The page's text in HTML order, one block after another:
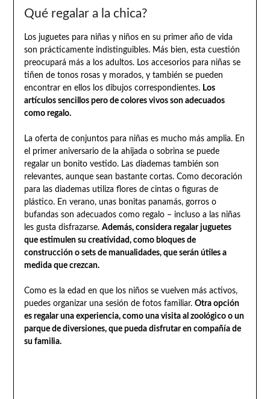
Qué regalar a la chica?
Los juguetes para niñas y niños en su primer año de vida
son prácticamente indistinguibles. Más bien, esta cuestión
preocupará más a los adultos. Los accesorios para niñas se
tiñen de tonos rosas y morados, y también se pueden
encontrar en ellos los dibujos correspondientes. Los
artículos sencillos pero de colores vivos son adecuados
como regalo.
La oferta de conjuntos para niñas es mucho más amplia. En
el primer aniversario de la ahijada o sobrina se puede
regalar un bonito vestido. Las diademas también son
relevantes, aunque sean bastante cortas. Como decoración
para las diademas utiliza flores de cintas o figuras de
plástico. En verano, unas bonitas panamás, gorros o
bufandas son adecuados como regalo – incluso a las niñas
les gusta disfrazarse. Además, considera regalar juguetes
que estimulen su creatividad, como bloques de
construcción o sets de manualidades, que serán útiles a
medida que crezcan.
Como es la edad en que los niños se vuelven más activos,
puedes organizar una sesión de fotos familiar. Otra opción
es regalar una experiencia, como una visita al zoológico o un
parque de diversiones, que pueda disfrutar en compañía de
su familia.